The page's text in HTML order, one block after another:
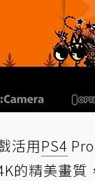
活用PS4
的精美畫質